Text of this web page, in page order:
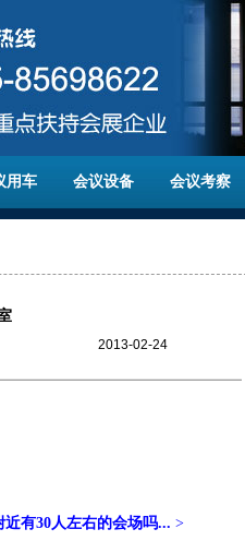
用车 会议设备 会议考察
2013-02-24
有30人左右的会场吗... >